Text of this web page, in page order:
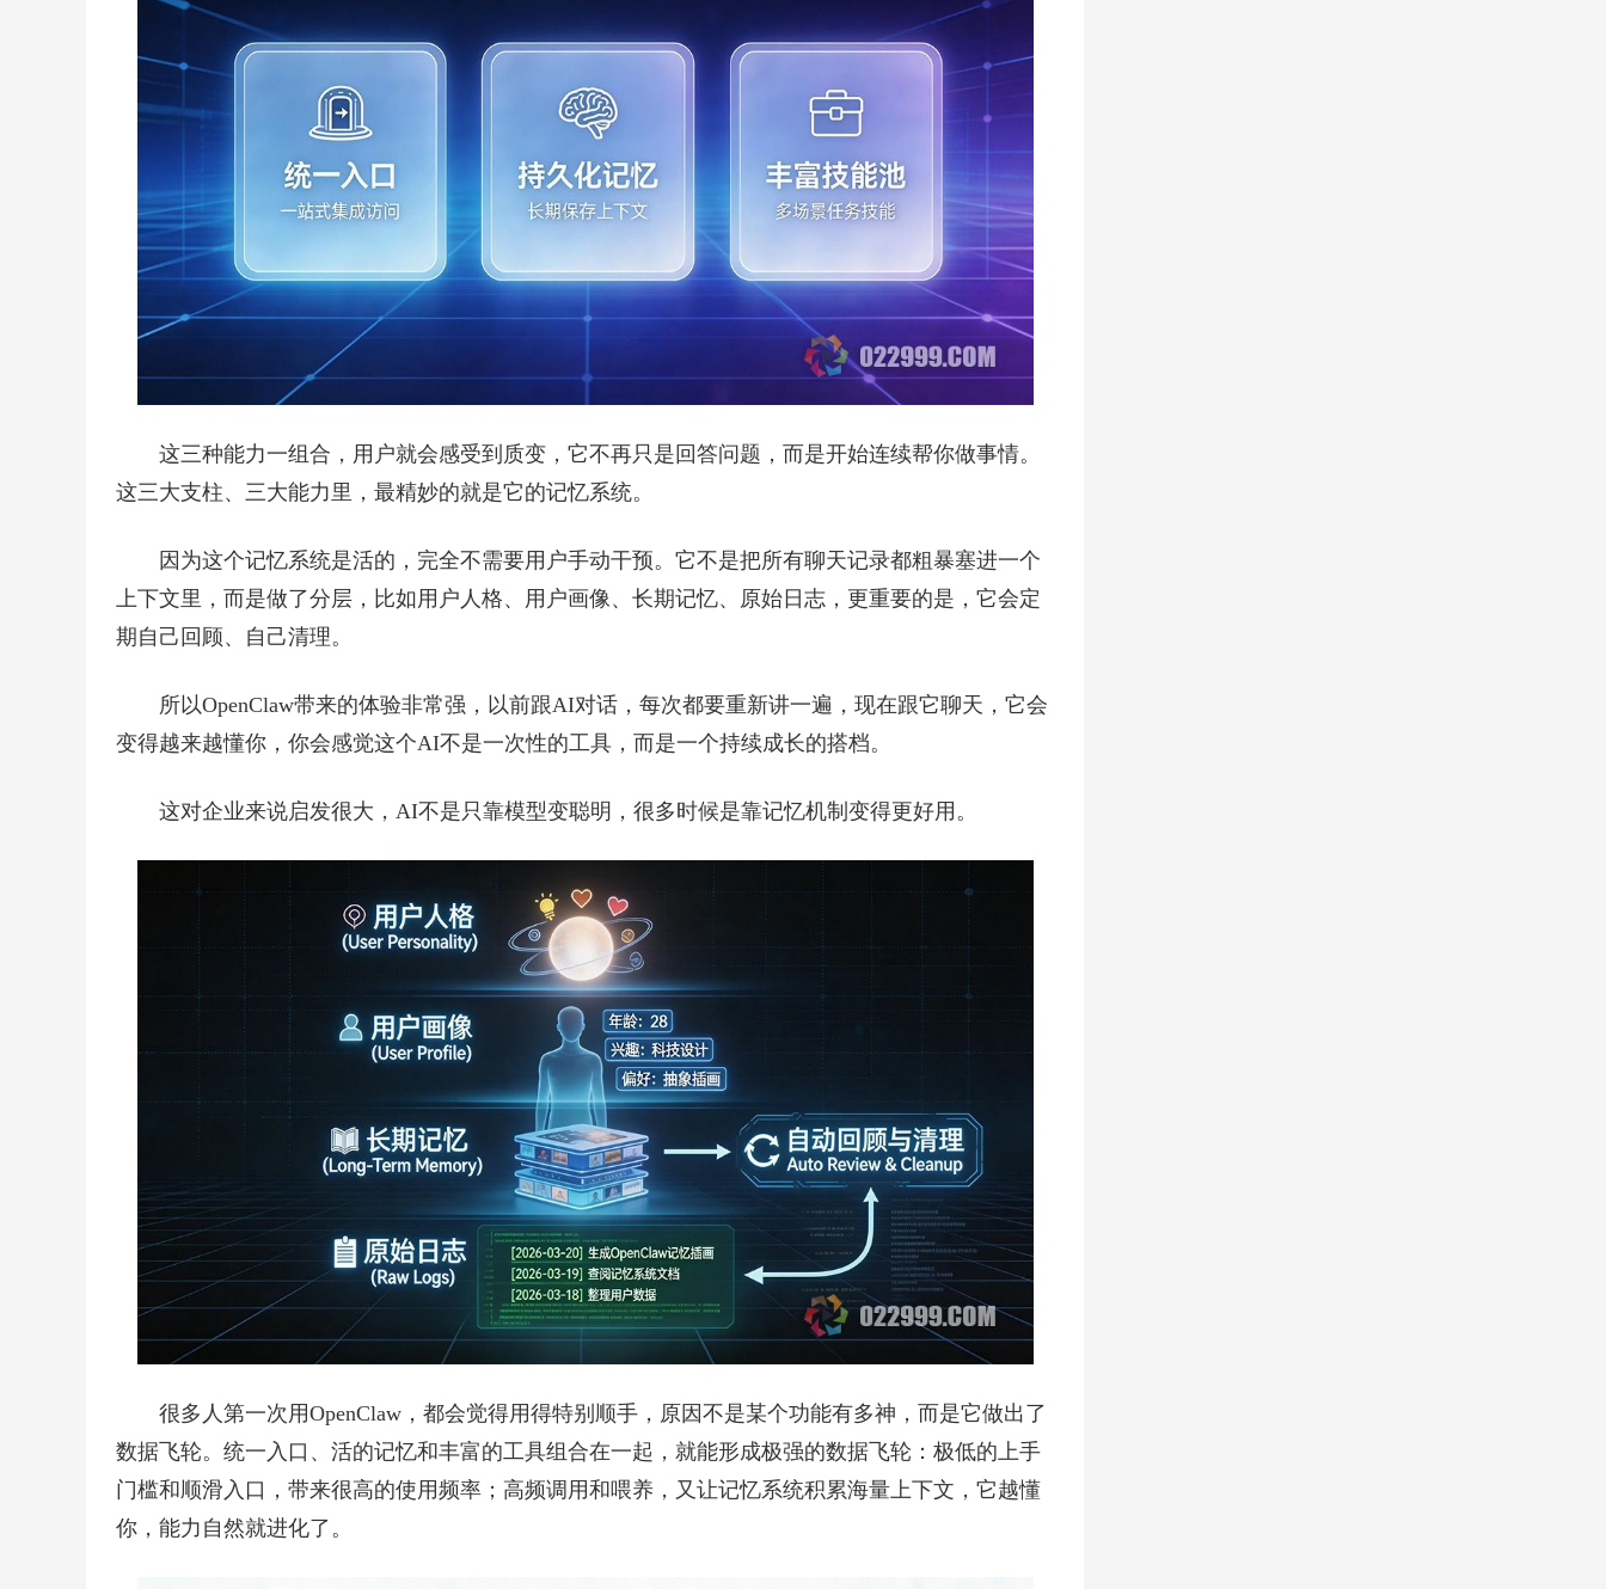
这三种能力一组合，用户就会感受到质变，它不再只是回答问题，而是开始连续帮你做事情。
这三大支柱、三大能力里，最精妙的就是它的记忆系统。
因为这个记忆系统是活的，完全不需要用户手动干预。它不是把所有聊天记录都粗暴塞进一个
上下文里，而是做了分层，比如用户人格、用户画像、长期记忆、原始日志，更重要的是，它会定
期自己回顾、自己清理。
所以OpenClaw带来的体验非常强，以前跟AI对话，每次都要重新讲一遍，现在跟它聊天，它会
变得越来越懂你，你会感觉这个AI不是一次性的工具，而是一个持续成长的搭档。
这对企业来说启发很大，AI不是只靠模型变聪明，很多时候是靠记忆机制变得更好用。
很多人第一次用OpenClaw，都会觉得用得特别顺手，原因不是某个功能有多神，而是它做出了
数据飞轮。统一入口、活的记忆和丰富的工具组合在一起，就能形成极强的数据飞轮：极低的上手
门槛和顺滑入口，带来很高的使用频率；高频调用和喂养，又让记忆系统积累海量上下文，它越懂
你，能力自然就进化了。